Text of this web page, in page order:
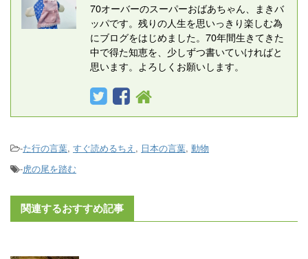
70オーバーのスーパーおばあちゃん、まきバ
ッパです。残りの人生を思いっきり楽しむ為
にブログをはじめました。70年間生きてきた
中で得た知恵を、少しずつ書いていければと
思います。よろしくお願いします。
-た行の言葉, すぐ読めるちえ , 日本の言葉, 動物
-虎の尾を踏む
関連するおすすめ記事